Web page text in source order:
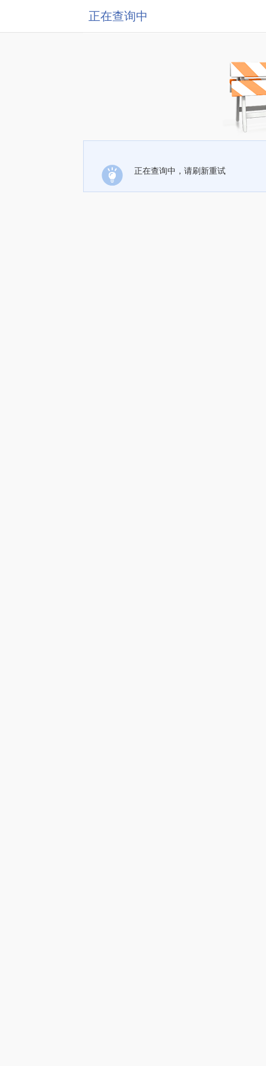
正在查询中
正在查询中，请刷新重试